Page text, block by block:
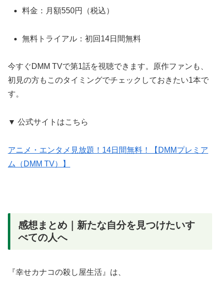
料金：月額550円（税込）
無料トライアル：初回14日間無料
今すぐDMM TVで第1話を視聴できます。 原作ファンも、
初見の方もこのタイミングでチェックしておきたい1本で
す。
▼ 公式サイトはこちら
アニメ・エンタメ見放題！14日間無料！【DMMプレミア
ム（DMM TV）】
感想まとめ｜新たな自分を見つけたいす
べての人へ
『幸せカナコの殺し屋生活』は、